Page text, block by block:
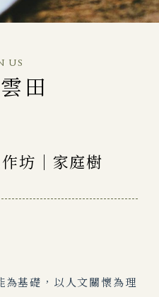
US
田
作坊｜家庭樹
為基礎，以人文關懷為理